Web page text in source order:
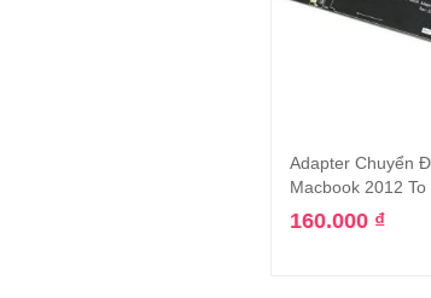
Thêm vào
Adapter Chuyển
Macbook 2012 To
160.000 ₫